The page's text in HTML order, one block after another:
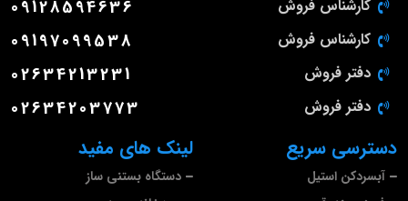
لینک های مفید
دستگاه بستنی ساز
دسترسی سریع
آبسردکن استیل
کارشناس فروش 09128594636
کارشناس فروش 09197099538
دفتر فروش 02634213231
دفتر فروش 02634203773